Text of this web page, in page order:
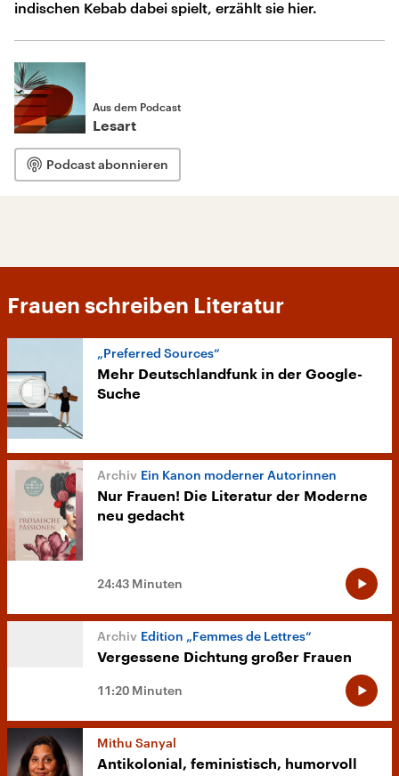
indischen Kebab dabei spielt, erzählt sie hier.
Aus dem Podcast
Lesart
Podcast abonnieren
Frauen schreiben Literatur
„Preferred Sources“
Mehr Deutschlandfunk in der Google-
Suche
Ein Kanon moderner Autorinnen
Nur Frauen! Die Literatur der Moderne
neu gedacht
24:43 Minuten
Edition „Femmes de Lettres“
Vergessene Dichtung großer Frauen
11:20 Minuten
Mithu Sanyal
Antikolonial, feministisch, humorvoll